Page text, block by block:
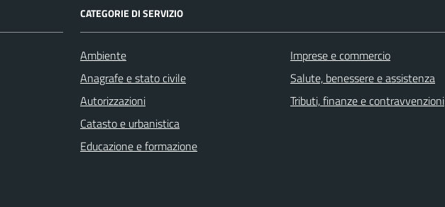
CATEGORIE DI SERVIZIO
Ambiente
Anagrafe e stato civile
Autorizzazioni
Catasto e urbanistica
Educazione e formazione
Imprese e commercio
Salute, benessere e assistenza
Tributi, finanze e contravvenzioni